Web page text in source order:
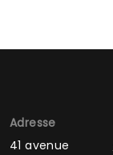
Adresse
41 avenue